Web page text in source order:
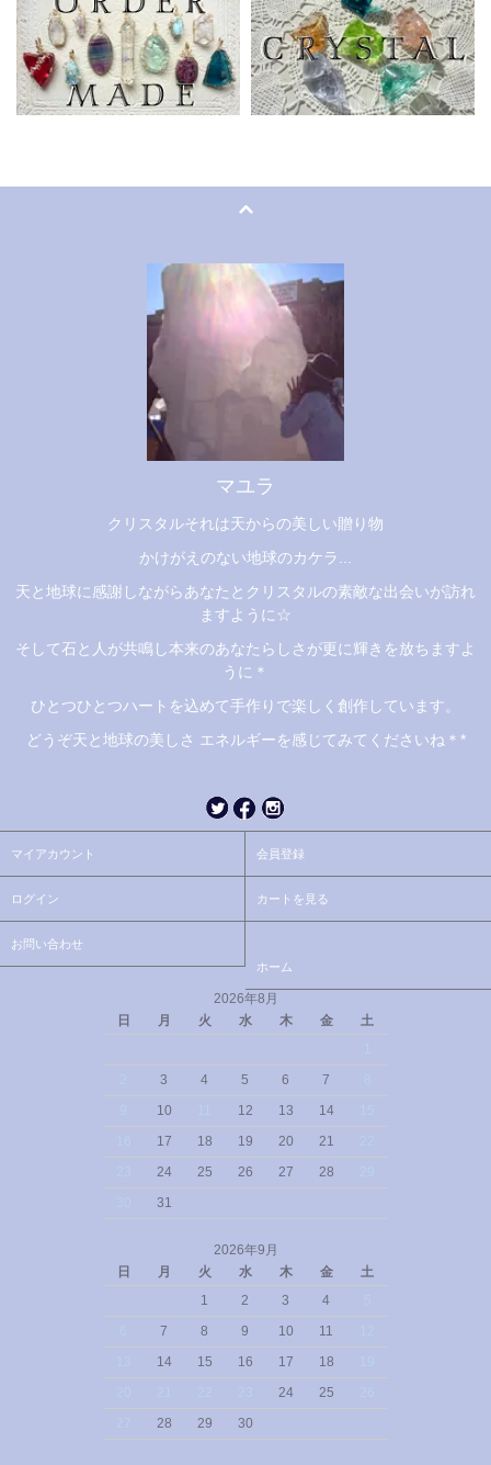
マユラ
クリスタルそれは天からの美しい贈り物
かけがえのない地球のカケラ...
天と地球に感謝しながらあなたとクリスタルの素敵な出会いが訪れ
ますように☆
そして石と人が共鳴し本来のあなたらしさが更に輝きを放ちますよ
うに＊
ひとつひとつハートを込めて手作りで楽しく創作しています。
どうぞ天と地球の美しさ エネルギーを感じてみてくださいね＊*
マイアカウント 会員登録
ログイン カートを見る
お問い合わせ
ホーム
2026年8月
日
月 火 水 木 金
土
3 4 5 6 7
10 12 13 14
17 18 19 20 21
24 25 26 27 28
31
2026年9月
日
月 火 水 木 金
土
1
2 3 4
7 8 9 10 11
14 15 16 17 18
24 25
28 29 30